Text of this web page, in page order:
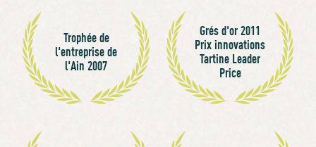
Trophée de
l'entreprise de
l'Ain 2007
Grés d'or 2011
Prix innovations
Tartine Leader
Price